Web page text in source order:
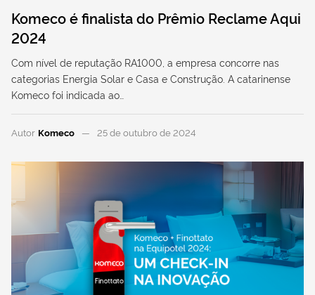
Komeco é finalista do Prêmio Reclame Aqui
2024
Com nível de reputação RA1000, a empresa concorre nas
categorias Energia Solar e Casa e Construção. A catarinense
Komeco foi indicada ao…
Autor Komeco 25 de outubro de 2024